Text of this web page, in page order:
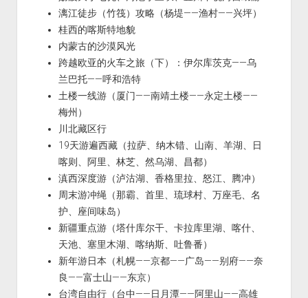
漓江徒步（竹筏）攻略（杨堤——渔村——兴坪）
桂西的喀斯特地貌
内蒙古的沙漠风光
跨越欧亚的火车之旅（下）：伊尔库茨克——乌
兰巴托——呼和浩特
土楼一线游（厦门——南靖土楼——永定土楼——
梅州）
川北藏区行
19天游遍西藏（拉萨、纳木错、山南、羊湖、日
喀则、阿里、林芝、然乌湖、昌都）
滇西深度游（泸沽湖、香格里拉、怒江、腾冲）
周末游冲绳（那霸、首里、琉球村、万座毛、名
护、座间味岛）
新疆重点游（塔什库尔干、卡拉库里湖、喀什、
天池、塞里木湖、喀纳斯、吐鲁番）
新年游日本（札幌——京都——广岛——别府——奈
良——富士山——东京）
台湾自由行（台中——日月潭——阿里山——高雄